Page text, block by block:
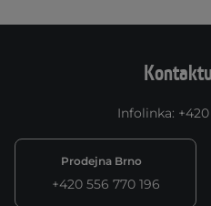
Infolinka:
Prodejna Brno
+420 556 770 196